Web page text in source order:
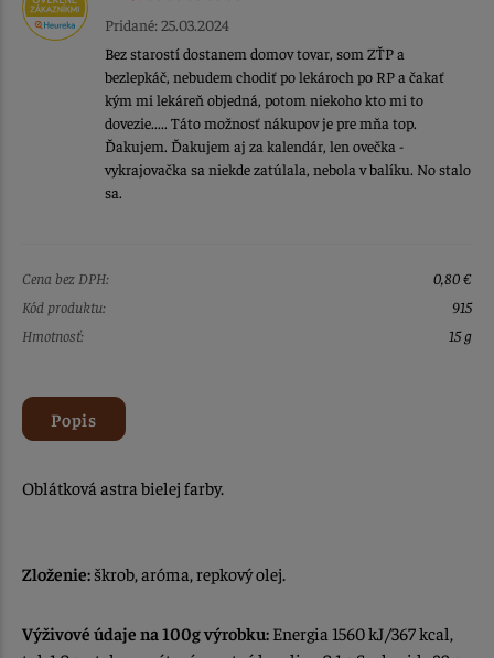
Pridané: 25.03.2024
Bez starostí dostanem domov tovar, som ZŤP a
bezlepkáč, nebudem chodiť po lekároch po RP a čakať
kým mi lekáreň objedná, potom niekoho kto mi to
dovezie..... Táto možnosť nákupov je pre mňa top.
Ďakujem. Ďakujem aj za kalendár, len ovečka -
vykrajovačka sa niekde zatúlala, nebola v balíku. No stalo
sa.
Cena bez DPH:
0,80 €
Kód produktu:
915
Hmotnosť:
15 g
Popis
Oblátková astra bielej farby.
Zloženie: škrob, aróma, repkový olej.
Výživové údaje na 100g výrobku: Energia 1560 kJ/367 kcal,